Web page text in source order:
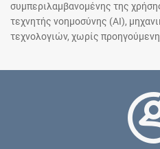
συμπεριλαμβανομένης της
τεχνητής νοημοσύνης (AI),
τεχνολογιών, χωρίς